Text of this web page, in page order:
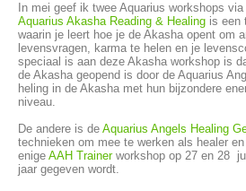
In mei geef ik twee Aquarius workshops
Aquarius Akasha Reading & Healing is een
waarin je leert hoe je de Akasha opent om
levensvragen, karma te helen en je
speciaal is aan deze Akasha workshop is
de Akasha geopend is door de Aquarius
heling in de Akasha met hun bijzondere
niveau.
De andere is de Aquarius Angels Healing
technieken om mee te werken als healer
enige AAH Trainerworkshop op 27 en 28
jaar gegeven wordt.